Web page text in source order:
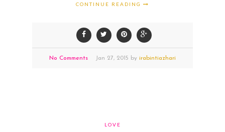
CONTINUE READING
No Comments Jan 27, 2015 by irabintiazhari
LOVE